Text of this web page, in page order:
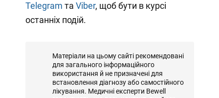
Telegram та Viber, щоб бути в курсі
останніх подій.
Матеріали на цьому сайті рекомендовані
для загального інформаційного
використання й не призначені для
встановлення діагнозу або самостійного
лікування. Медичні експерти Bewell